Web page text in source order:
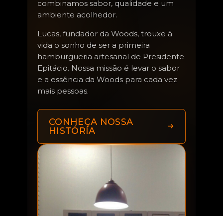
combinamos sabor, qualidade e um
ambiente acolhedor.
Lucas, fundador da Woods, trouxe à
vida o sonho de ser a primeira
hamburgueria artesanal de Presidente
Epitácio. Nossa missão é levar o sabor
e a essência da Woods para cada vez
mais pessoas.
CONHEÇA NOSSA
HISTÓRIA